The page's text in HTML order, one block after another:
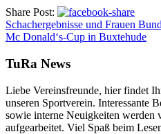
Share Post:
Schachergebnisse und Frauen
Mc Donald‘s-Cup in Buxtehude
TuRa News
Liebe Vereinsfreunde, hier findet
unseren Sportverein. Interessante
sowie interne Neuigkeiten werden
aufgearbeitet. Viel Spaß beim